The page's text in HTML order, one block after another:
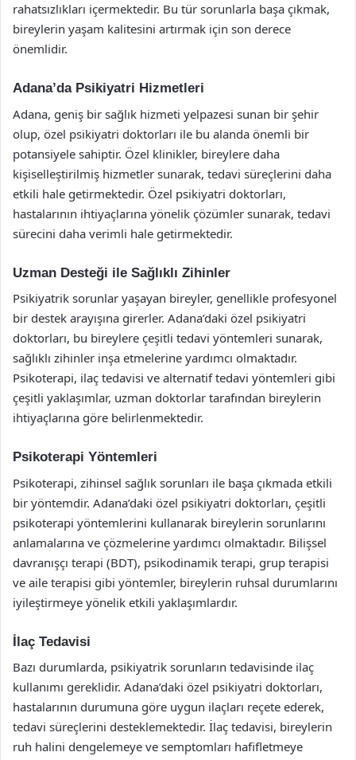
rahatsızlıkları içermektedir. Bu tür sorunlarla başa çıkmak,
bireylerin yaşam kalitesini artırmak için son derece
önemlidir.
Adana’da Psikiyatri Hizmetleri
Adana, geniş bir sağlık hizmeti yelpazesi sunan bir şehir
olup, özel psikiyatri doktorları ile bu alanda önemli bir
potansiyele sahiptir. Özel klinikler, bireylere daha
kişiselleştirilmiş hizmetler sunarak, tedavi süreçlerini daha
etkili hale getirmektedir. Özel psikiyatri doktorları,
hastalarının ihtiyaçlarına yönelik çözümler sunarak, tedavi
sürecini daha verimli hale getirmektedir.
Uzman Desteği ile Sağlıklı Zihinler
Psikiyatrik sorunlar yaşayan bireyler, genellikle profesyonel
bir destek arayışına girerler. Adana’daki özel psikiyatri
doktorları, bu bireylere çeşitli tedavi yöntemleri sunarak,
sağlıklı zihinler inşa etmelerine yardımcı olmaktadır.
Psikoterapi, ilaç tedavisi ve alternatif tedavi yöntemleri gibi
çeşitli yaklaşımlar, uzman doktorlar tarafından bireylerin
ihtiyaçlarına göre belirlenmektedir.
Psikoterapi Yöntemleri
Psikoterapi, zihinsel sağlık sorunları ile başa çıkmada etkili
bir yöntemdir. Adana’daki özel psikiyatri doktorları, çeşitli
psikoterapi yöntemlerini kullanarak bireylerin sorunlarını
anlamalarına ve çözmelerine yardımcı olmaktadır. Bilişsel
davranışçı terapi (BDT), psikodinamik terapi, grup terapisi
ve aile terapisi gibi yöntemler, bireylerin ruhsal durumlarını
iyileştirmeye yönelik etkili yaklaşımlardır.
İlaç Tedavisi
Bazı durumlarda, psikiyatrik sorunların tedavisinde ilaç
kullanımı gereklidir. Adana’daki özel psikiyatri doktorları,
hastalarının durumuna göre uygun ilaçları reçete ederek,
tedavi süreçlerini desteklemektedir. İlaç tedavisi, bireylerin
ruh halini dengelemeye ve semptomları hafifletmeye